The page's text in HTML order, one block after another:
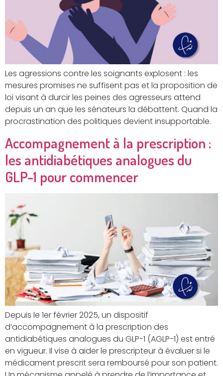
Les agressions contre les soignants explosent : les
mesures promises ne suffisent pas et la proposition de
loi visant à durcir les peines des agresseurs attend
depuis un an que les sénateurs la débattent. Quand la
procrastination des politiques devient insupportable.
Accompagnement à la prescription :
les antidiabétiques analogues du
GLP-1 pour commencer
Depuis le 1er février 2025, un dispositif
d’accompagnement à la prescription des
antidiabétiques analogues du GLP-1 (AGLP-1) est entré
en vigueur. Il vise à aider le prescripteur à évaluer si le
médicament prescrit sera remboursé pour son patient.